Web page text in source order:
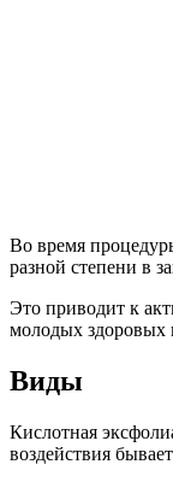
Во время
разной степени в
Это приводит к
молодых здоровых
Виды
Кислотная
воздействия